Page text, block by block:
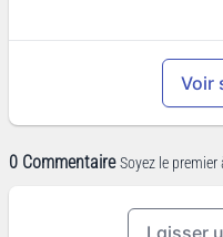
Voir
0 Commentaire Soyez le premier
Laisser